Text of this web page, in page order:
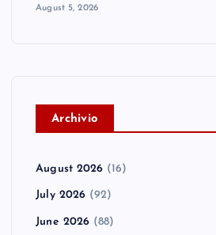
August 5, 2026
Archivio
August 2026 (16)
July 2026 (92)
June 2026 (88)